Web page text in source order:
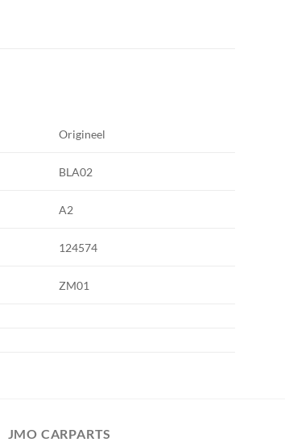
Origineel
BLA02
A2
124574
ZM01
JMO CARPARTS